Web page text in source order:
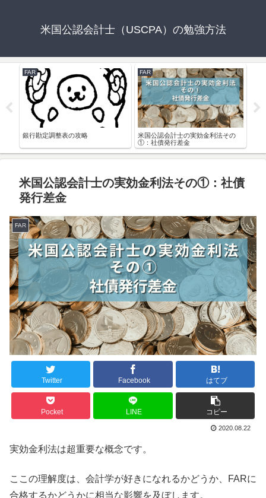
米国公認会計士（USCPA）の勉強方法
FAR
銀行勘定調整表の攻略
FAR
米国公認会計士の実効金利法その
①：社債発行差金
米国公認会計士の実効金利法その①：社債
発行差金
FAR
Twitter Facebook はてブ
Pocket LINE コピー
2020.08.22
実効金利法は超重要な概念です。
ここの理解度は、会計学が好きになれるかどうか、FARに
合格するかどうかに相当な影響を及ぼします。